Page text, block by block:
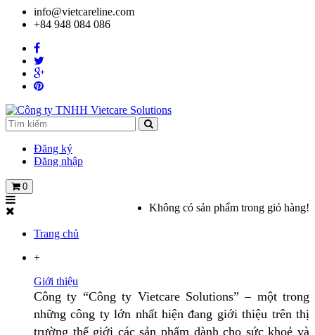
info@vietcareline.com
+84 948 084 086
Đăng ký
Đăng nhập
0
Không có sản phẩm trong giỏ hàng!
Trang chủ
+
Giới thiệu
Công ty “Công ty Vietcare Solutions” – một trong
những công ty lớn nhất hiện đang giới thiệu trên thị
trường thế giới các sản phẩm dành cho sức khoẻ và